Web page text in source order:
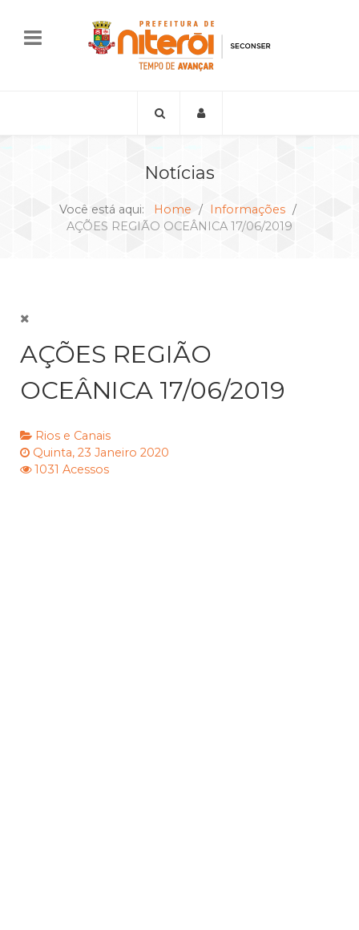
Notícias
Você está aqui: Home
Informações
AÇÕES REGIÃO OCEÂNICA 17/06/2019
AÇÕES REGIÃO
OCEÂNICA 17/06/2019
Rios e Canais
Quinta, 23 Janeiro 2020
1031 Acessos